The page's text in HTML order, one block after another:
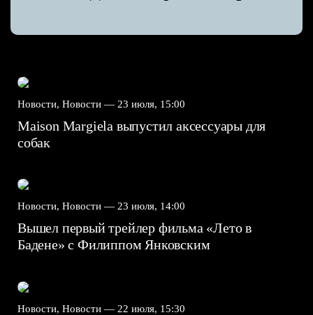
Новости, Новости — 23 июля, 15:00
Maison Margiela выпустил аксессуары для
собак
Новости, Новости — 23 июля, 14:00
Вышел первый трейлер фильма «Лето в
Бадене» с Филиппом Янковским
Новости, Новости — 22 июля, 15:30